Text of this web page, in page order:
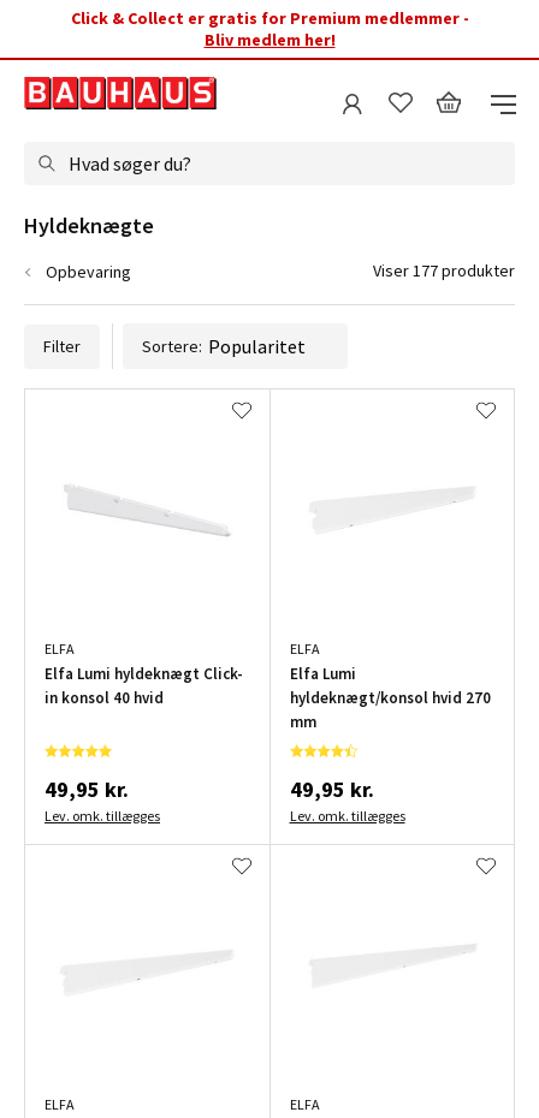
Click & Collect er gratis for Premium medlemmer -
Bliv medlem her!
Hvad søger du?
Filter Sortere:
ELFA
Elfa Lumi hyldeknægt Click-
in konsol 40 hvid
49,95 kr.
Lev. omk. tillægges
ELFA
Elfa Lumi
hyldeknægt/konsol hvid 270
mm
49,95 kr.
Lev. omk. tillægges
ELFA ELFA
Hyldeknægte
Opbevaring Viser 177 produkter